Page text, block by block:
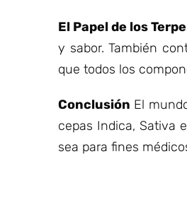
El Papel de los
y sabor. También
que todos los
Conclusión El
cepas Indica, Sativa
sea para fines